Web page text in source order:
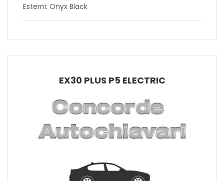
Esterni: Onyx Black
EX30 PLUS P5 ELECTRIC